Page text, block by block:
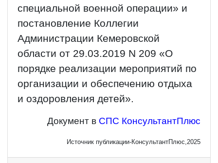
специальной военной операции» и
постановление Коллегии
Администрации Кемеровской
области от 29.03.2019 N 209 «О
порядке реализации мероприятий по
организации и обеспечению отдыха
и оздоровления детей».
Документ в СПС КонсультантПлюс
Источник публикации-КонсультантПлюс,2025